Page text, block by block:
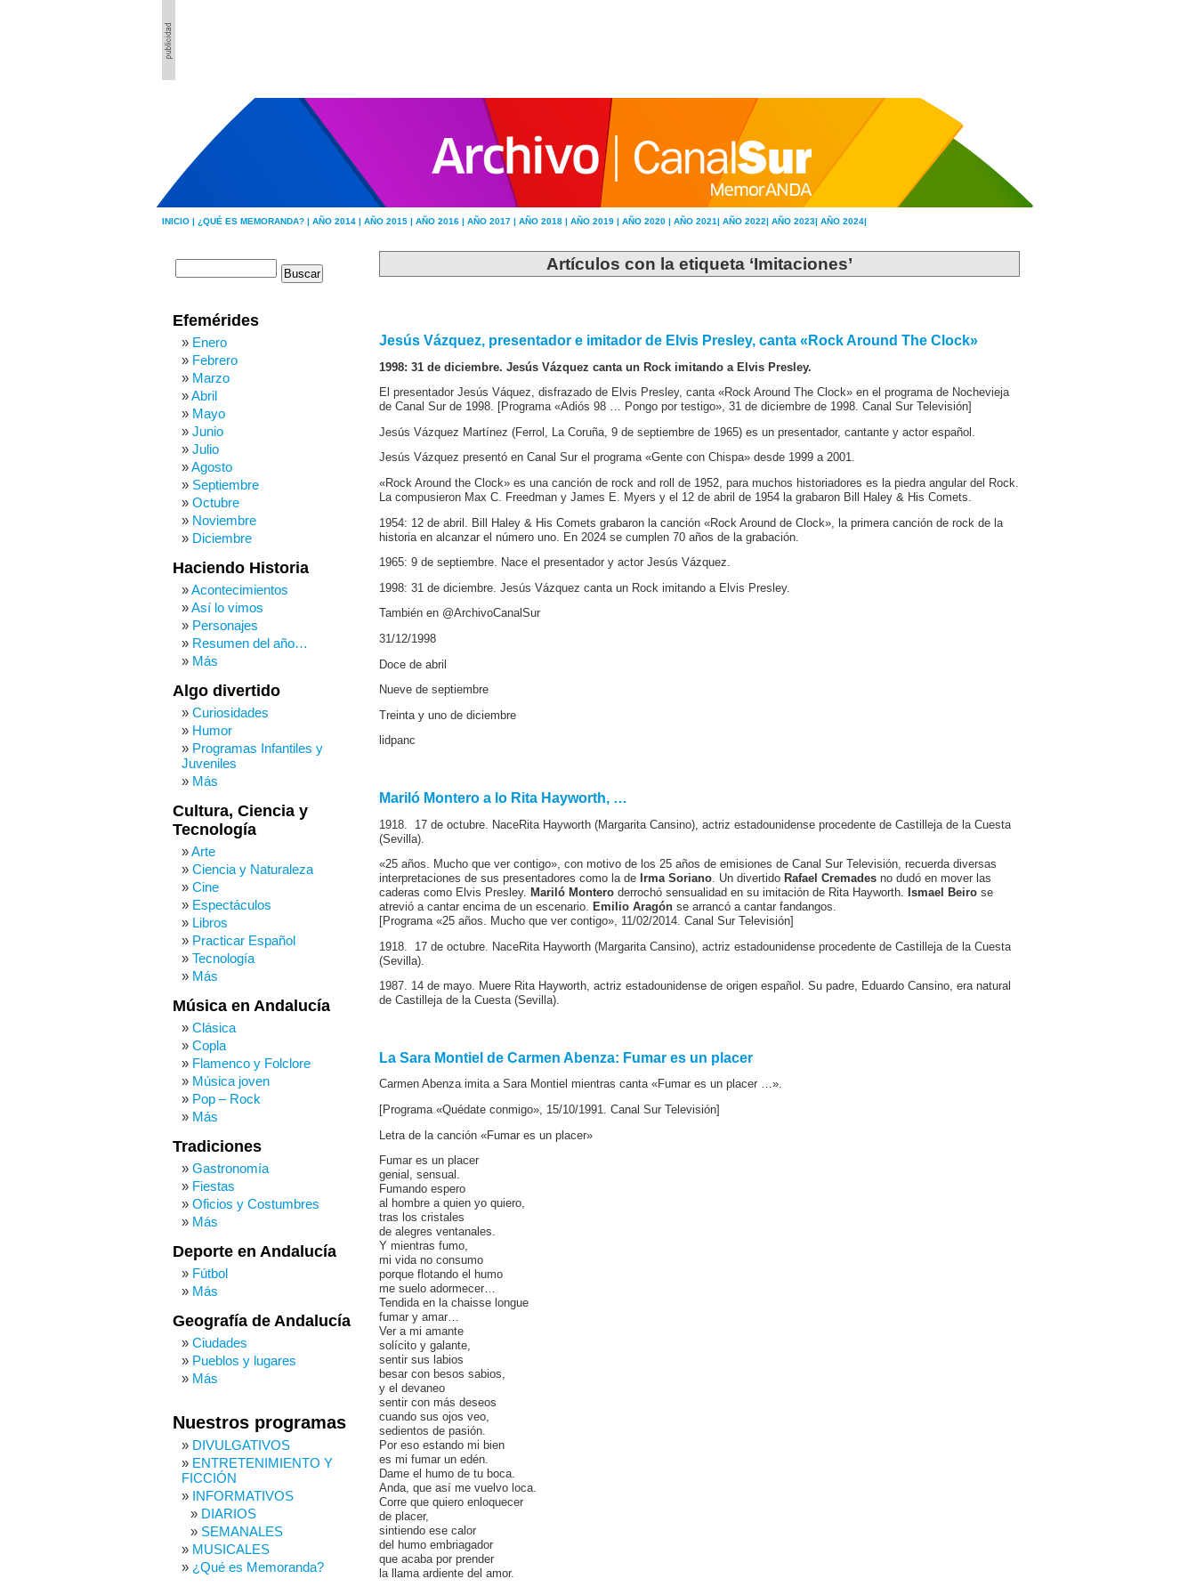
INICIO | ¿QUÉ ES MEMORANDA? | AÑO 2014 | AÑO 2015 | AÑO 2016 | AÑO 2017 | AÑO 2018 | AÑO 2019 | AÑO 2020 | AÑO 2021| AÑO 2022| AÑO 2023| AÑO 2024|
Artículos con la etiqueta ‘Imitaciones’
Jesús Vázquez, presentador e imitador de Elvis Presley, canta «Rock Around The Clock»
1998: 31 de diciembre. Jesús Vázquez canta un Rock imitando a Elvis Presley.
El presentador Jesús Váquez, disfrazado de Elvis Presley, canta «Rock Around The Clock» en el programa de Nochevieja
de Canal Sur de 1998. [Programa «Adiós 98 … Pongo por testigo», 31 de diciembre de 1998. Canal Sur Televisión]
Jesús Vázquez Martínez (Ferrol, La Coruña, 9 de septiembre de 1965) es un presentador, cantante y actor español.
Jesús Vázquez presentó en Canal Sur el programa «Gente con Chispa» desde 1999 a 2001.
«Rock Around the Clock» es una canción de rock and roll de 1952, para muchos historiadores es la piedra angular del Rock.
La compusieron Max C. Freedman y James E. Myers y el 12 de abril de 1954 la grabaron Bill Haley & His Comets.
1954: 12 de abril. Bill Haley & His Comets grabaron la canción «Rock Around de Clock», la primera canción de rock de la
historia en alcanzar el número uno. En 2024 se cumplen 70 años de la grabación.
1965: 9 de septiembre. Nace el presentador y actor Jesús Vázquez.
1998: 31 de diciembre. Jesús Vázquez canta un Rock imitando a Elvis Presley.
También en @ArchivoCanalSur
31/12/1998
Doce de abril
Nueve de septiembre
Treinta y uno de diciembre
lidpanc
Mariló Montero a lo Rita Hayworth, …
1918. 17 de octubre. NaceRita Hayworth (Margarita Cansino), actriz estadounidense procedente de Castilleja de la Cuesta
(Sevilla).
«25 años. Mucho que ver contigo», con motivo de los 25 años de emisiones de Canal Sur Televisión, recuerda diversas
interpretaciones de sus presentadores como la de Irma Soriano. Un divertido Rafael Cremades no dudó en mover las
caderas como Elvis Presley. Mariló Montero derrochó sensualidad en su imitación de Rita Hayworth. Ismael Beiro se
atrevió a cantar encima de un escenario. Emilio Aragón se arrancó a cantar fandangos.
[Programa «25 años. Mucho que ver contigo», 11/02/2014. Canal Sur Televisión]
1918. 17 de octubre. NaceRita Hayworth (Margarita Cansino), actriz estadounidense procedente de Castilleja de la Cuesta
(Sevilla).
1987. 14 de mayo. Muere Rita Hayworth, actriz estadounidense de origen español. Su padre, Eduardo Cansino, era natural
de Castilleja de la Cuesta (Sevilla).
La Sara Montiel de Carmen Abenza: Fumar es un placer
Carmen Abenza imita a Sara Montiel mientras canta «Fumar es un placer …».
[Programa «Quédate conmigo», 15/10/1991. Canal Sur Televisión]
Letra de la canción «Fumar es un placer»
Fumar es un placer
genial, sensual.
Fumando espero
al hombre a quien yo quiero,
tras los cristales
de alegres ventanales.
Y mientras fumo,
mi vida no consumo
porque flotando el humo
me suelo adormecer…
Tendida en la chaisse longue
fumar y amar…
Ver a mi amante
solícito y galante,
sentir sus labios
besar con besos sabios,
y el devaneo
sentir con más deseos
cuando sus ojos veo,
sedientos de pasión.
Por eso estando mi bien
es mi fumar un edén.
Dame el humo de tu boca.
Anda, que así me vuelvo loca.
Corre que quiero enloquecer
de placer,
sintiendo ese calor
del humo embriagador
que acaba por prender
la llama ardiente del amor.
Efemérides
Enero
Febrero
Marzo
Abril
Mayo
Junio
Julio
Agosto
Septiembre
Octubre
Noviembre
Diciembre
Haciendo Historia
Acontecimientos
Así lo vimos
Personajes
Resumen del año…
Más
Algo divertido
Curiosidades
Humor
Programas Infantiles y
Juveniles
Más
Cultura, Ciencia y
Tecnología
Arte
Ciencia y Naturaleza
Cine
Espectáculos
Libros
Practicar Español
Tecnología
Más
Música en Andalucía
Clásica
Copla
Flamenco y Folclore
Música joven
Pop – Rock
Más
Tradiciones
Gastronomía
Fiestas
Oficios y Costumbres
Más
Deporte en Andalucía
Fútbol
Más
Geografía de Andalucía
Ciudades
Pueblos y lugares
Más
Nuestros programas
DIVULGATIVOS
ENTRETENIMIENTO Y
FICCIÓN
INFORMATIVOS
DIARIOS
SEMANALES
MUSICALES
¿Qué es Memoranda?